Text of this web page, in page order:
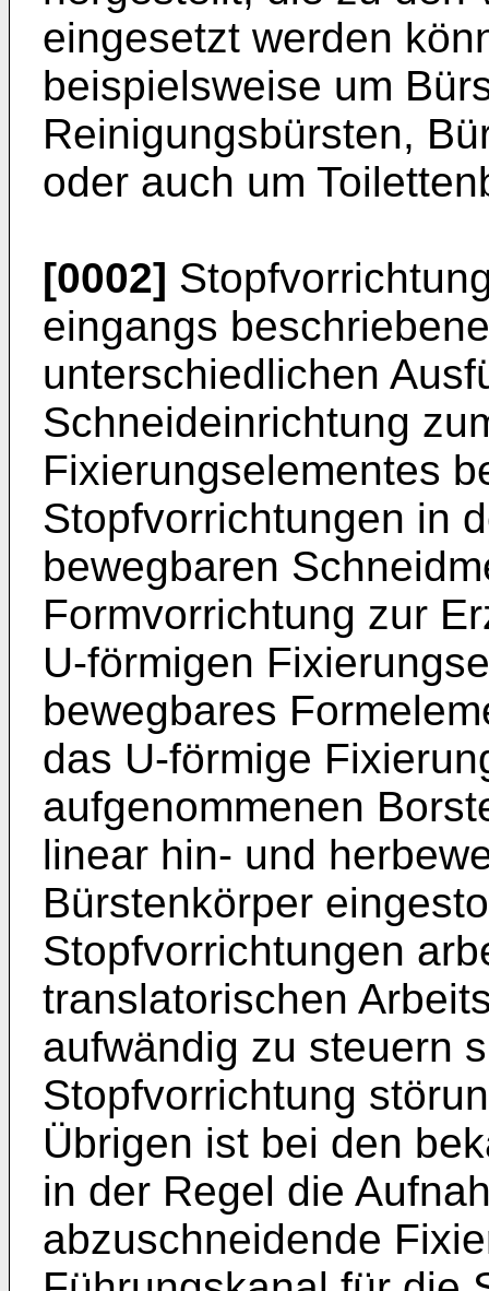
eingesetzt werden
beispielsweise um
Reinigungsbürsten,
oder auch um
[0002]
eingangs
unterschiedlichen
Schneideinrichtung
Fixierungselementes
Stopfvorrichtungen in
bewegbaren
Formvorrichtung zur
U-förmigen
bewegbares
das U-förmige
aufgenommenen
linear hin- und
Bürstenkörper
Stopfvorrichtungen
translatorischen
aufwändig zu steuern
Stopfvorrichtung
Übrigen ist bei den
in der Regel die
abzuschneidende